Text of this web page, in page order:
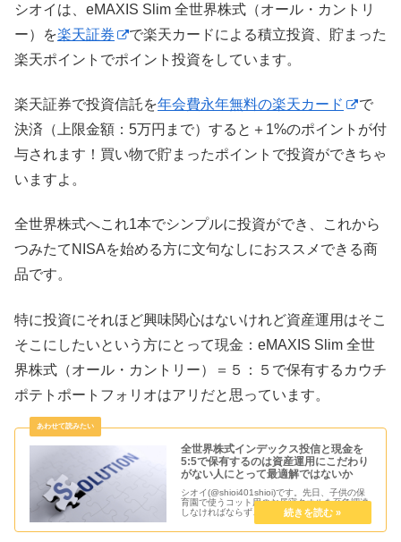
シオイは、eMAXIS Slim 全世界株式（オール・カントリ
ー）を楽天証券
で楽天カードによる積立投資、貯まった
楽天ポイントでポイント投資をしています。
楽天証券で投資信託を年会費永年無料の楽天カード
で
決済（上限金額：5万円まで）すると＋1%のポイントが付
与されます！買い物で貯まったポイントで投資ができちゃ
いますよ。
全世界株式へこれ1本でシンプルに投資ができ、これから
つみたてNISAを始める方に文句なしにおススメできる商
品です。
特に投資にそれほど興味関心はないけれど資産運用はそこ
そこにしたいという方にとって現金：eMAXIS Slim 全世
界株式（オール・カントリー）＝５：５で保有するカウチ
ポテトポートフォリオはアリだと思っています。
全世界株式インデックス投信と現金を
5:5で保有するのは資産運用にこだわり
がない人にとって最適解ではないか
シオイ(@shioi401shioi)です。先日、子供の保
育園で使うコット用のお昼寝タオルを至急調達
しなければならず、手作りで用意することがあ
りました。特に手作りにこだわりがあった訳で
はないので既製品でも良かったのですが。そん